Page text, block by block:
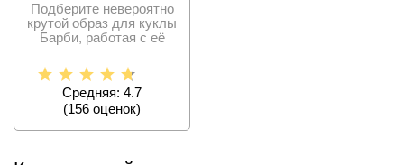
Подберите невероятно
крутой образ для куклы
Барби, работая с её
Средняя: 4.7
(156 оценок)